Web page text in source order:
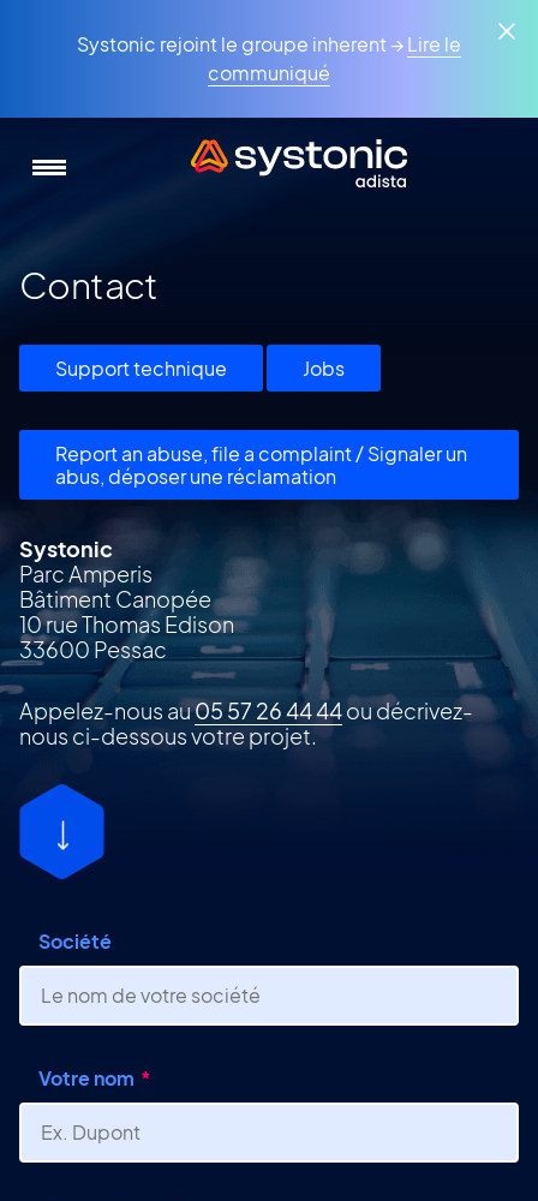
Systonic rejoint le groupe inherent →Lire le
communiqué
Contact
Support technique Jobs
Report an abuse, file a complaint / Signaler un
abus, déposer une réclamation
Systonic
Parc Amperis
Bâtiment Canopée
10 rue Thomas Edison
33600 Pessac
Appelez-nous au05 57 26 44 44ou décrivez-
nous ci-dessous votre projet.
Société
Votre nom